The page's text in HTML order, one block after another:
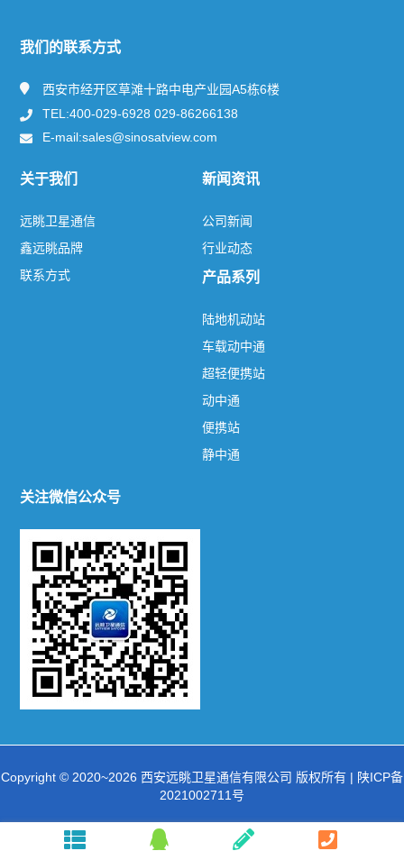
产品及服务
产品系列
陆地机动站 车载动中通 超轻便携站
我们的联系方式
西安市经开区草滩十路中电产业园A5栋6楼
TEL:400-029-6928 029-86266138
E-mail:sales@sinosatview.com
关于我们
远眺卫星通信
鑫远眺品牌
联系方式
新闻资讯
公司新闻
行业动态
产品系列
陆地机动站
车载动中通
超轻便携站
动中通
便携站
静中通
关注微信公众号
Copyright © 2020~2026 西安远眺卫星通信有限公司 版权所有 | 陕ICP备
2021002711号